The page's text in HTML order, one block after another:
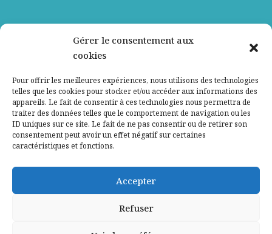
Gérer le consentement aux
cookies
Pour offrir les meilleures expériences, nous utilisons des technologies
telles que les cookies pour stocker et/ou accéder aux informations des
appareils. Le fait de consentir à ces technologies nous permettra de
traiter des données telles que le comportement de navigation ou les
ID uniques sur ce site. Le fait de ne pas consentir ou de retirer son
consentement peut avoir un effet négatif sur certaines
caractéristiques et fonctions.
Accepter
Refuser
Nos partenaires
Contactez-nous
Mentions légales